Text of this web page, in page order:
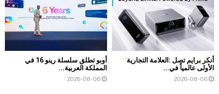
أنكر برايم تصل :العلامة التجارية
الأولى عالمياً في...
2026-08-06
أوبو تطلق سلسلة رينو 16 في
المملكة العربية...
2026-08-06